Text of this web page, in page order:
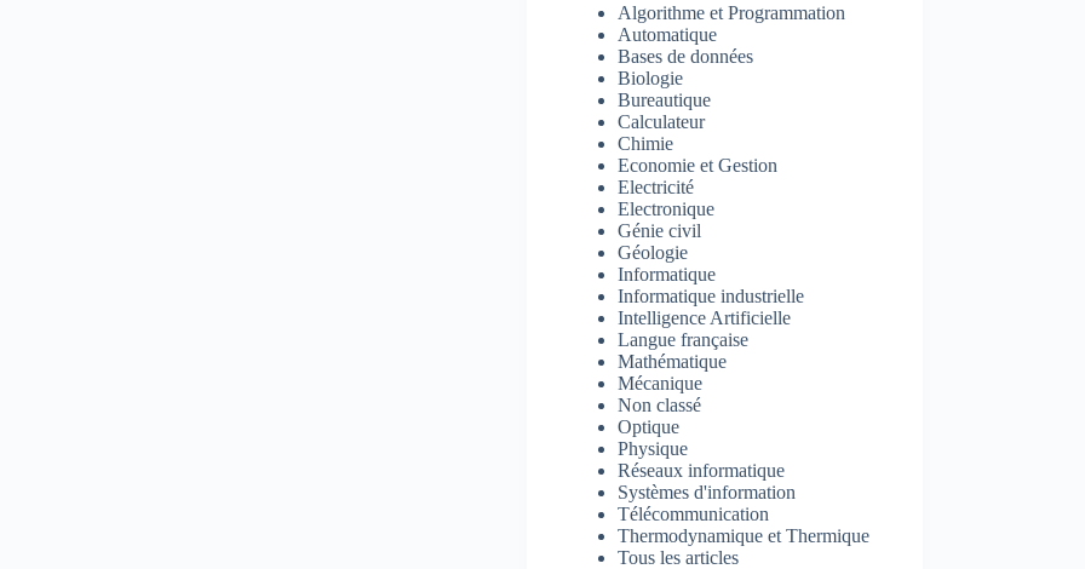
Algorithme et Programmation
Automatique
Bases de données
Biologie
Bureautique
Calculateur
Chimie
Economie et Gestion
Electricité
Electronique
Génie civil
Géologie
Informatique
Informatique industrielle
Intelligence Artificielle
Langue française
Mathématique
Mécanique
Non classé
Optique
Physique
Réseaux informatique
Systèmes d'information
Télécommunication
Thermodynamique et Thermique
Tous les articles